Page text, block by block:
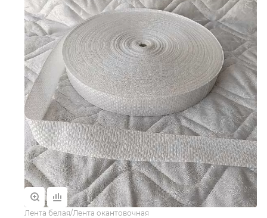
Лента белая/Лента окантовочная